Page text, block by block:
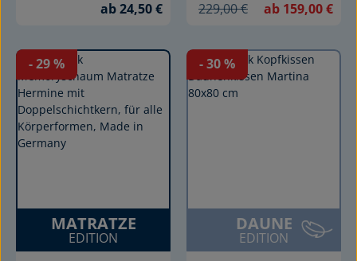
ab 24,50 € 229,00 € ab 159,00 €
- 29%
MATRATZE
EDITION
- 30%
DAUNE
EDITION